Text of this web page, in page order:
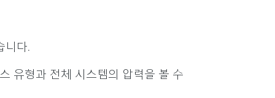
니다.
유형과 전체 시스템의 압력을 볼 수